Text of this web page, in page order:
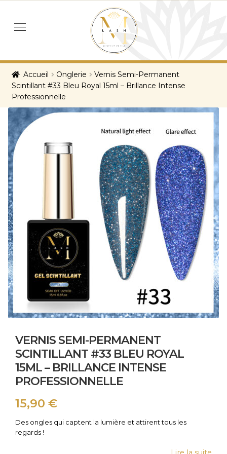
navigation
content
menu
Accueil Onglerie
Vernis Semi-Permanent
Scintillant #33 Bleu Royal 15ml – Brillance Intense
Professionnelle
VERNIS SEMI-PERMANENT
SCINTILLANT #33 BLEU ROYAL
15ML – BRILLANCE INTENSE
PROFESSIONNELLE
15,90 €
Des ongles qui captent la lumière et attirent tous les
regards !